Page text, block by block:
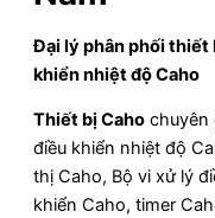
Đại lý phân phối thiết
khiển nhiệt độ Caho
Thiết bị Caho chuyên
điều khiển nhiệt độ
thị Caho, Bộ vi xử lý
khiển Caho, timer